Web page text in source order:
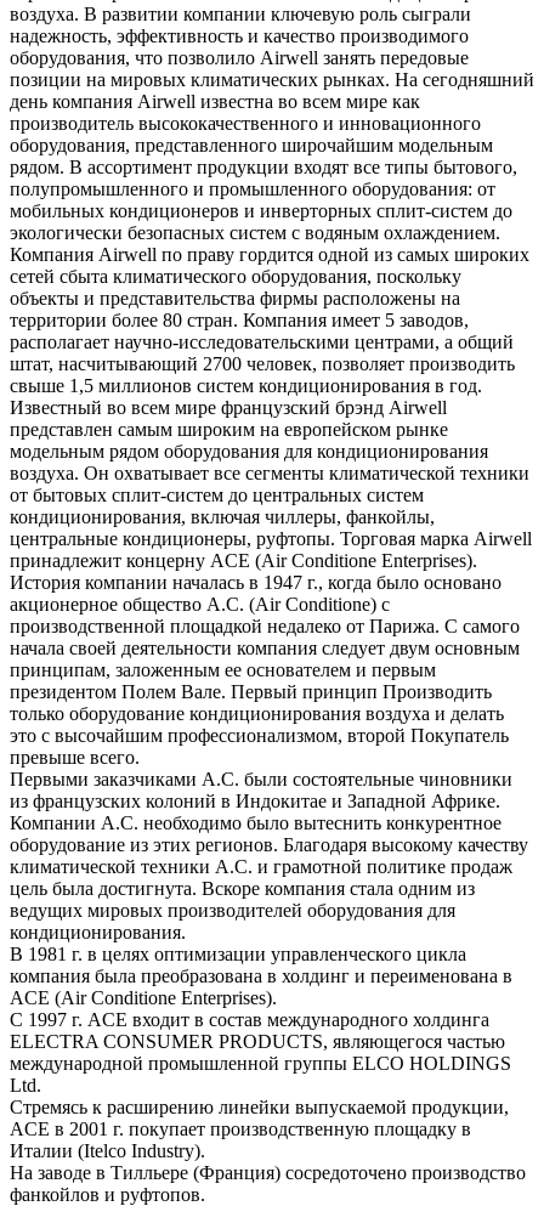
воздуха. В развитии компании ключевую роль сыграли
надежность, эффективность и качество производимого
оборудования, что позволило Airwell занять передовые
позиции на мировых климатических рынках. На сегодняшний
день компания Airwell известна во всем мире как
производитель высококачественного и инновационного
оборудования, представленного широчайшим модельным
рядом. В ассортимент продукции входят все типы бытового,
полупромышленного и промышленного оборудования: от
мобильных кондиционеров и инверторных сплит-систем до
экологически безопасных систем с водяным охлаждением.
Компания Airwell по праву гордится одной из самых широких
сетей сбыта климатического оборудования, поскольку
объекты и представительства фирмы расположены на
территории более 80 стран. Компания имеет 5 заводов,
располагает научно-исследовательскими центрами, а общий
штат, насчитывающий 2700 человек, позволяет производить
свыше 1,5 миллионов систем кондиционирования в год.
Известный во всем мире французский брэнд Airwell
представлен самым широким на европейском рынке
модельным рядом оборудования для кондиционирования
воздуха. Он охватывает все сегменты климатической техники
от бытовых сплит-систем до центральных систем
кондиционирования, включая чиллеры, фанкойлы,
центральные кондиционеры, руфтопы. Торговая марка Airwell
принадлежит концерну ACE (Air Conditione Enterprises).
История компании началась в 1947 г., когда было основано
акционерное общество A.C. (Air Conditione) с
производственной площадкой недалеко от Парижа. С самого
начала своей деятельности компания следует двум основным
принципам, заложенным ее основателем и первым
президентом Полем Вале. Первый принцип Производить
только оборудование кондиционирования воздуха и делать
это с высочайшим профессионализмом, второй Покупатель
превыше всего.
Первыми заказчиками A.C. были состоятельные чиновники
из французских колоний в Индокитае и Западной Африке.
Компании A.C. необходимо было вытеснить конкурентное
оборудование из этих регионов. Благодаря высокому качеству
климатической техники A.C. и грамотной политике продаж
цель была достигнута. Вскоре компания стала одним из
ведущих мировых производителей оборудования для
кондиционирования.
В 1981 г. в целях оптимизации управленческого цикла
компания была преобразована в холдинг и переименована в
ACE (Air Conditione Enterprises).
С 1997 г. ACE входит в состав международного холдинга
ELECTRA CONSUMER PRODUCTS, являющегося частью
международной промышленной группы ELCO HOLDINGS
Ltd.
Стремясь к расширению линейки выпускаемой продукции,
ACE в 2001 г. покупает производственную площадку в
Италии (Itelco Industry).
На заводе в Тилльере (Франция) сосредоточено производство
фанкойлов и руфтопов.